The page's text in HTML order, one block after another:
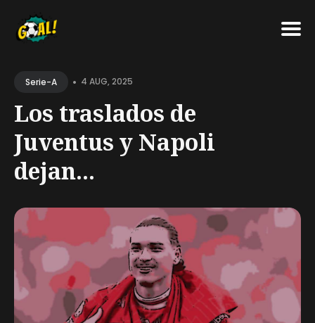
forSerie-A • 4 AUG, 2025
Los traslados de
Juventus y Napoli
dejan...